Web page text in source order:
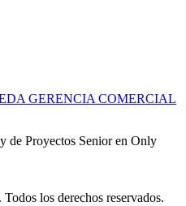
GERENCIA COMERCIAL
de Proyectos Senior en Only
los derechos reservados.